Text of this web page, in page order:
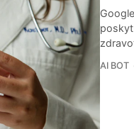
AI BOT